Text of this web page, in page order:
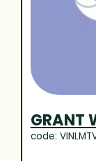
GRANT
code: